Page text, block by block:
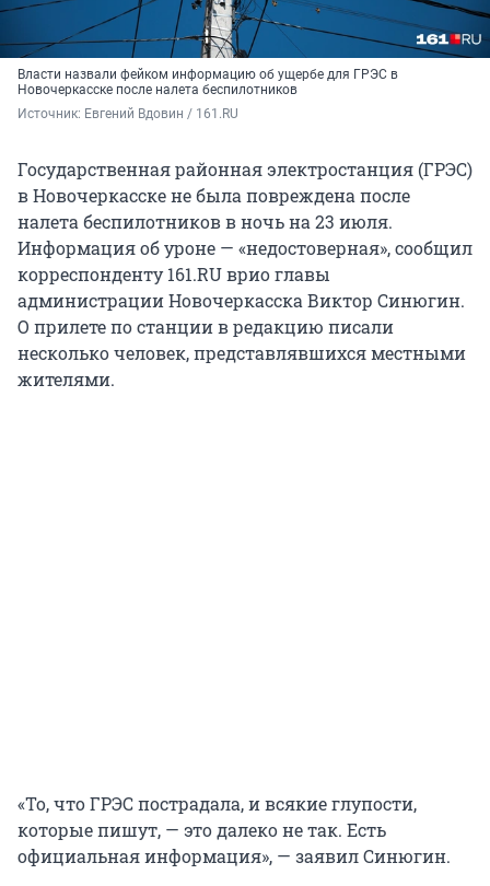
Власти назвали фейком информацию об ущербе для ГРЭС в
Новочеркасске после налета беспилотников
Источник: Евгений Вдовин / 161.RU
Государственная районная электростанция (ГРЭС)
в Новочеркасске не была повреждена после
налета беспилотников в ночь на 23 июля.
Информация об уроне — «недостоверная», сообщил
корреспонденту 161.RU врио главы
администрации Новочеркасска Виктор Синюгин.
О прилете по станции в редакцию писали
несколько человек, представлявшихся местными
жителями.
«То, что ГРЭС пострадала, и всякие глупости,
которые пишут, — это далеко не так. Есть
официальная информация», — заявил Синюгин.